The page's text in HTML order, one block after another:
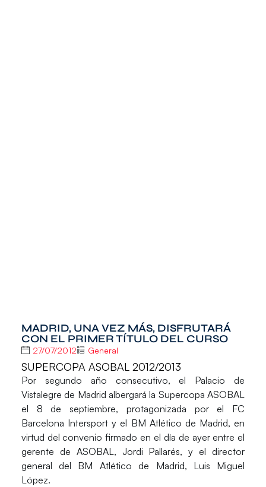
MADRID, UNA VEZ MÁS, DISFRUTARÁ
CON EL PRIMER TÍTULO DEL CURSO
27/07/2012 General
SUPERCOPA ASOBAL 2012/2013
Por segundo año consecutivo, el Palacio de
Vistalegre de Madrid albergará la Supercopa ASOBAL
el 8 de septiembre, protagonizada por el FC
Barcelona Intersport y el BM Atlético de Madrid, en
virtud del convenio firmado en el día de ayer entre el
gerente de ASOBAL, Jordi Pallarés, y el director
general del BM Atlético de Madrid, Luis Miguel
López.